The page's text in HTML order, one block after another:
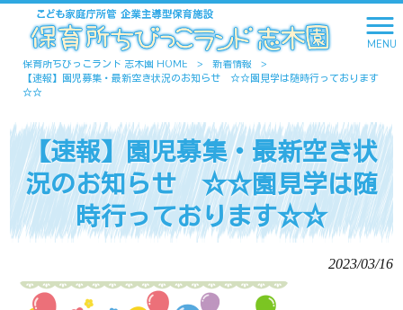
MENU
保育所ちびっこランド 志木園 HOME
> 新着情報
>
【速報】園児募集・最新空き状況のお知らせ ☆☆園見学は随時行っております
☆☆
【速報】園児募集・最新空き状
況のお知らせ ☆☆園見学は随
時行っております☆☆
2023/03/16